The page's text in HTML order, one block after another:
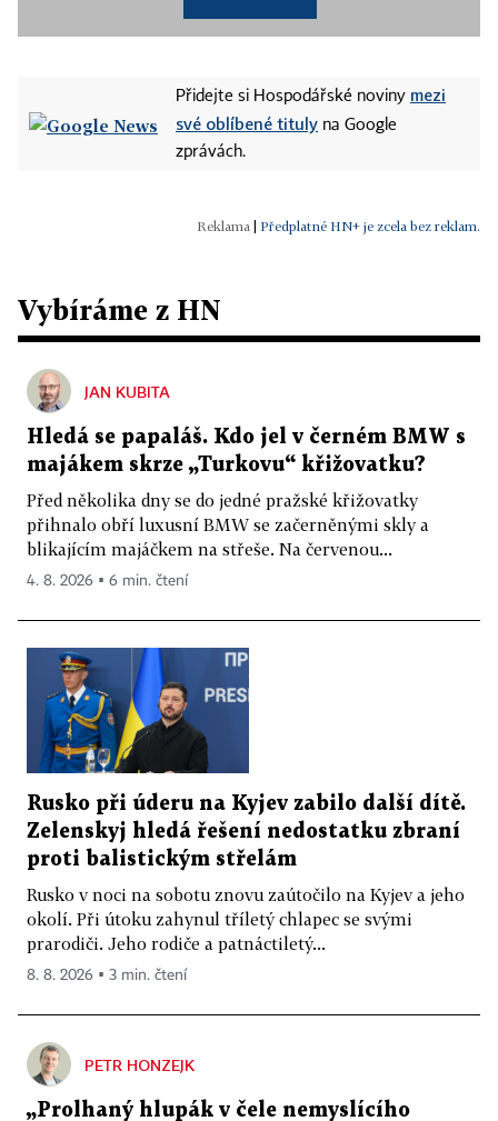
Přidejte si Hospodářské noviny mezi
své oblíbené tituly na Google
zprávách.
Předplatné HN+ je zcela bez reklam.
Vybíráme z HN
JAN KUBITA
Hledá se papaláš. Kdo jel v černém BMW s
majákem skrze „Turkovu“ křižovatku?
Před několika dny se do jedné pražské křižovatky
přihnalo obří luxusní BMW se začerněnými skly a
blikajícím majáčkem na střeše. Na červenou...
4. 8. 2026 ▪ 6 min. čtení
Rusko při úderu na Kyjev zabilo další dítě.
Zelenskyj hledá řešení nedostatku zbraní
proti balistickým střelám
Rusko v noci na sobotu znovu zaútočilo na Kyjev a jeho
okolí. Při útoku zahynul tříletý chlapec se svými
prarodiči. Jeho rodiče a patnáctiletý...
8. 8. 2026 ▪ 3 min. čtení
PETR HONZEJK
„Prolhaný hlupák v čele nemyslícího